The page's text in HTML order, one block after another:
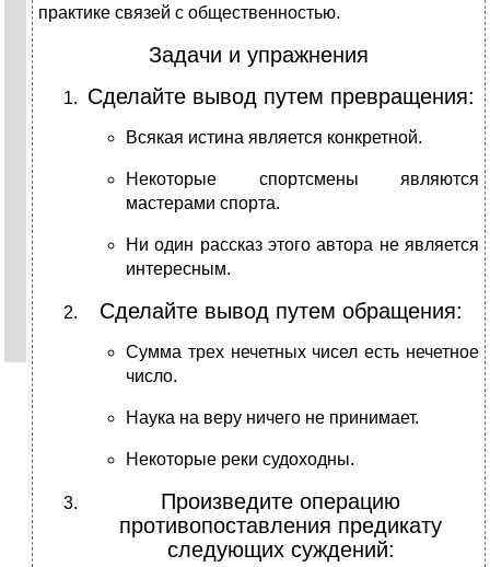
практике связей с общественностью.
Задачи и упражнения
Сделайте вывод путем превращения:
Всякая истина является конкретной.
Некоторые спортсмены являются
мастерами спорта.
Ни один рассказ этого автора не является
интересным.
Сделайте вывод путем обращения:
Сумма трех нечетных чисел есть нечетное
число.
Наука на веру ничего не принимает.
Некоторые реки судоходны.
Произведите операцию
противопоставления предикату
следующих суждений: